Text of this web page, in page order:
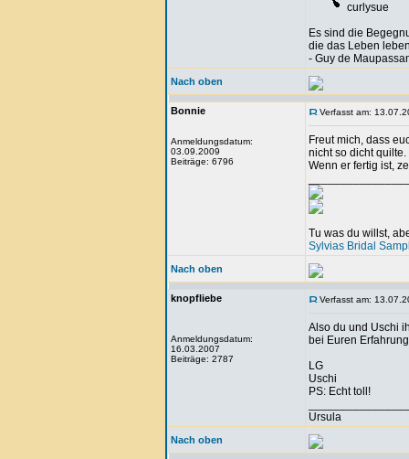
curlysue
Es sind die
die das Leben
- Guy de
Nach oben
Bonnie
Anmeldungsdatum:
03.09.2009
Beiträge: 6796
Verfasst am:
Freut mich, dass
nicht so dicht quilte.
Wenn er fertig ist,
Tu was du willst,
Sylvias Bridal
Nach oben
knopfliebe
Anmeldungsdatum:
16.03.2007
Beiträge: 2787
Verfasst am:
Also du und Uschi
bei Euren
LG
Uschi
PS: Echt toll!
Ursula
Nach oben